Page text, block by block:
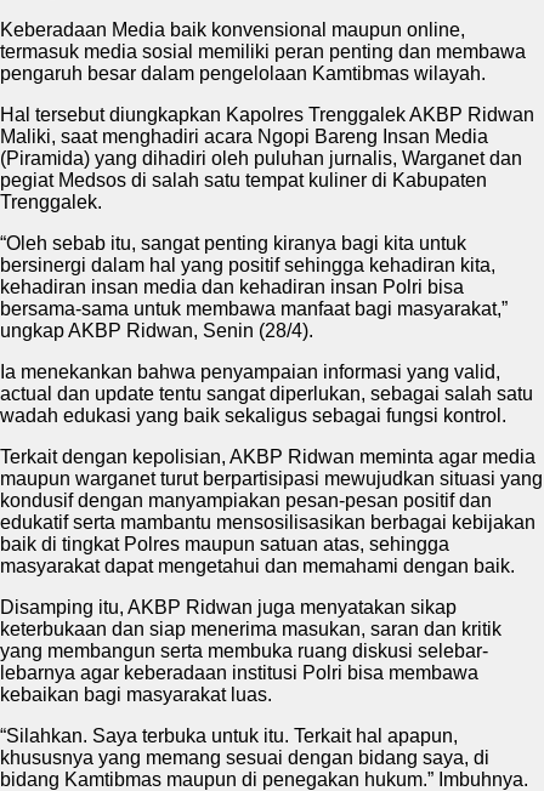
Keberadaan Media baik konvensional maupun online,
termasuk media sosial memiliki peran penting dan membawa
pengaruh besar dalam pengelolaan Kamtibmas wilayah.
Hal tersebut diungkapkan Kapolres Trenggalek AKBP Ridwan
Maliki, saat menghadiri acara Ngopi Bareng Insan Media
(Piramida) yang dihadiri oleh puluhan jurnalis, Warganet dan
pegiat Medsos di salah satu tempat kuliner di Kabupaten
Trenggalek.
“Oleh sebab itu, sangat penting kiranya bagi kita untuk
bersinergi dalam hal yang positif sehingga kehadiran kita,
kehadiran insan media dan kehadiran insan Polri bisa
bersama-sama untuk membawa manfaat bagi masyarakat,”
ungkap AKBP Ridwan, Senin (28/4).
Ia menekankan bahwa penyampaian informasi yang valid,
actual dan update tentu sangat diperlukan, sebagai salah satu
wadah edukasi yang baik sekaligus sebagai fungsi kontrol.
Terkait dengan kepolisian, AKBP Ridwan meminta agar media
maupun warganet turut berpartisipasi mewujudkan situasi yang
kondusif dengan manyampiakan pesan-pesan positif dan
edukatif serta mambantu mensosilisasikan berbagai kebijakan
baik di tingkat Polres maupun satuan atas, sehingga
masyarakat dapat mengetahui dan memahami dengan baik.
Disamping itu, AKBP Ridwan juga menyatakan sikap
keterbukaan dan siap menerima masukan, saran dan kritik
yang membangun serta membuka ruang diskusi selebar-
lebarnya agar keberadaan institusi Polri bisa membawa
kebaikan bagi masyarakat luas.
“Silahkan. Saya terbuka untuk itu. Terkait hal apapun,
khususnya yang memang sesuai dengan bidang saya, di
bidang Kamtibmas maupun di penegakan hukum.” Imbuhnya.